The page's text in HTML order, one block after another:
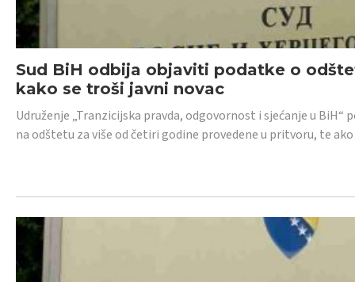
Sud BiH odbija objaviti podatke o
kako se troši javni novac
Udruženje „Tranzicijska pravda, odgovornost i sjećanje u
na odštetu za više od četiri godine provedene u pritvoru, te